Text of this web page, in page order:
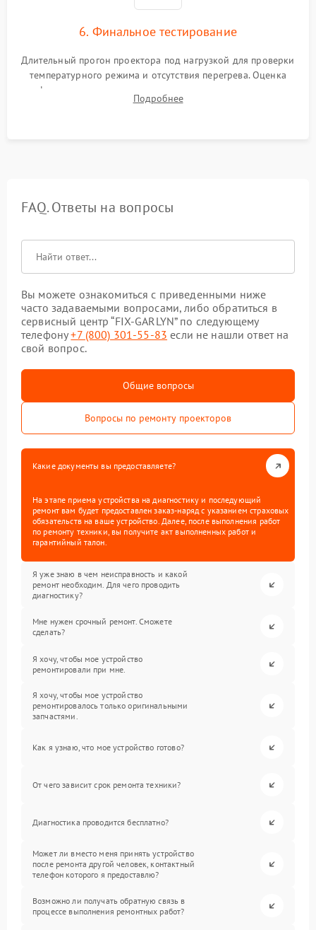
6. Финальное тестирование
Длительный прогон проектора под нагрузкой для проверки
температурного режима и отсутствия перегрева. Оценка
фокуса, контрастности и цветопередачи на тестовых
таблицах. Проверка работы всех видеовходов и кнопок
Подробнее
FAQ. Ответы на вопросы
Вы можете ознакомиться с приведенными ниже
часто задаваемыми вопросами, либо обратиться в
сервисный центр “FIX-GARLYN” по следующему
телефону+7 (800) 301-55-83 если не нашли ответ на
свой вопрос.
Общие вопросы
Вопросы по ремонту проекторов
Какие документы вы предоставляете?
На этапе приема устройства на диагностику и последующий
ремонт вам будет предоставлен заказ-наряд с указанием страховых
обязательств на ваше устройство. Далее, после выполнения работ
по ремонту техники, вы получите акт выполненных работ и
гарантийный талон.
Я уже знаю в чем неисправность и какой
ремонт необходим. Для чего проводить
диагностику?
Мне нужен срочный ремонт. Сможете
сделать?
Я хочу, чтобы мое устройство
ремонтировали при мне.
Я хочу, чтобы мое устройство
ремонтировалось только оригинальными
запчастями.
Как я узнаю, что мое устройство готово?
От чего зависит срок ремонта техники?
Диагностика проводится бесплатно?
Может ли вместо меня принять устройство
после ремонта другой человек, контактный
телефон которого я предоставлю?
Возможно ли получать обратную связь в
процессе выполнения ремонтных работ?